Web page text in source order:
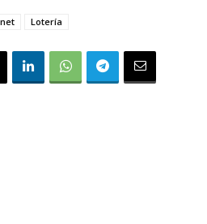
Lotería